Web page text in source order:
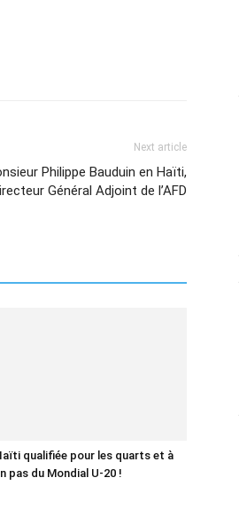
Next article
Philippe Bauduin en Haïti,
Général Adjoint de l’AFD
qualifiée pour les quarts et à
pas du Mondial U-20 !